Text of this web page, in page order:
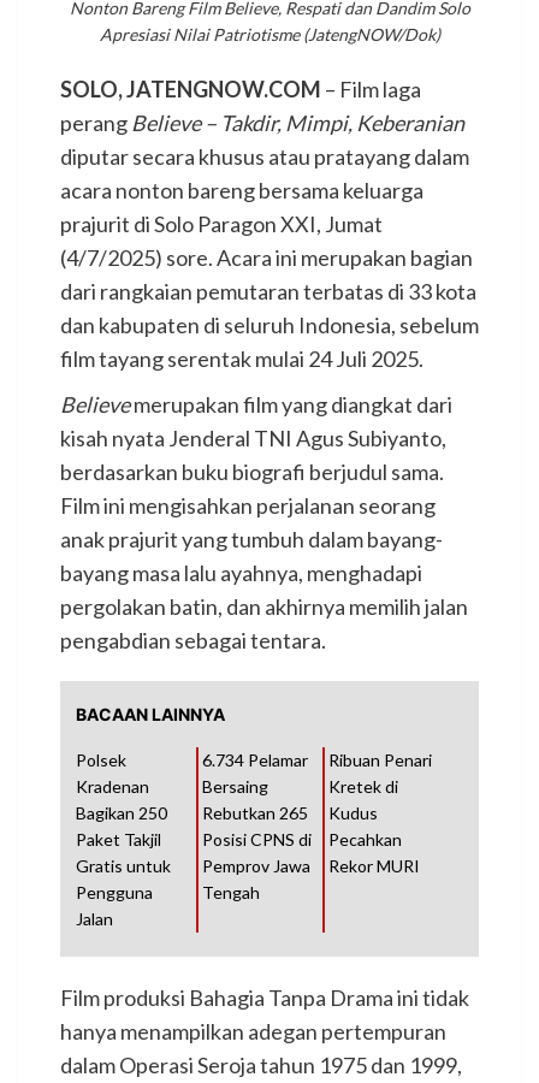
Nonton Bareng Film Believe, Respati dan Dandim Solo
Apresiasi Nilai Patriotisme (JatengNOW/Dok)
SOLO, JATENGNOW.COM – Film laga
perangBelieve – Takdir, Mimpi, Keberanian
diputar secara khusus atau pratayang dalam
acara nonton bareng bersama keluarga
prajurit di Solo Paragon XXI, Jumat
(4/7/2025) sore. Acara ini merupakan bagian
dari rangkaian pemutaran terbatas di 33 kota
dan kabupaten di seluruh Indonesia, sebelum
film tayang serentak mulai 24 Juli 2025.
Believemerupakan film yang diangkat dari
kisah nyata Jenderal TNI Agus Subiyanto,
berdasarkan buku biografi berjudul sama.
Film ini mengisahkan perjalanan seorang
anak prajurit yang tumbuh dalam bayang-
bayang masa lalu ayahnya, menghadapi
pergolakan batin, dan akhirnya memilih jalan
pengabdian sebagai tentara.
BACAAN LAINNYA
Polsek
Kradenan
Bagikan 250
Paket Takjil
Gratis untuk
Pengguna
Jalan
6.734 Pelamar
Bersaing
Rebutkan 265
Posisi CPNS di
Pemprov Jawa
Tengah
Ribuan Penari
Kretek di
Kudus
Pecahkan
Rekor MURI
Film produksi Bahagia Tanpa Drama ini tidak
hanya menampilkan adegan pertempuran
dalam Operasi Seroja tahun 1975 dan 1999,